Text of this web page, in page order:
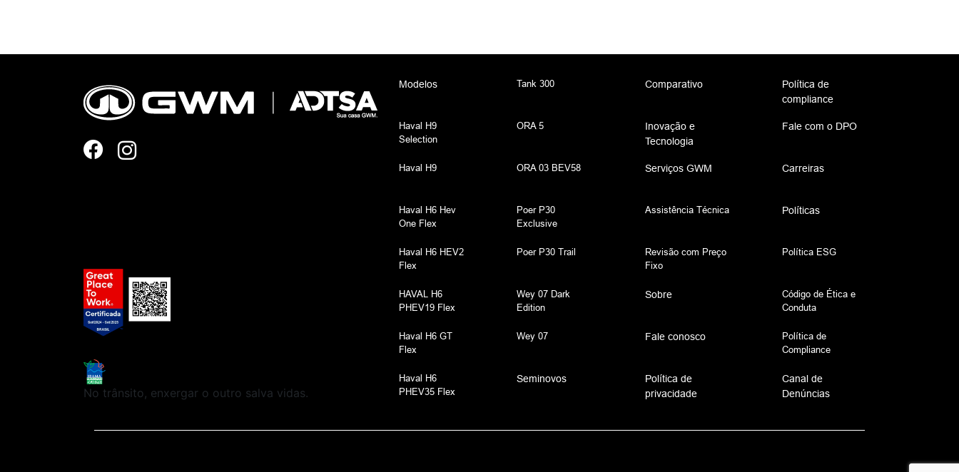
No trânsito, enxergar o outro salva vidas.
Modelos
Haval H9
Selection
Haval H9
Haval H6 Hev
One Flex
Haval H6 HEV2
Flex
HAVAL H6
PHEV19 Flex
Haval H6 GT
Flex
Haval H6
PHEV35 Flex
Tank 300
ORA 5
ORA 03 BEV58
Poer P30
Exclusive
Poer P30 Trail
Wey 07 Dark
Edition
Wey 07
Seminovos
Comparativo
Inovação e
Tecnologia
Serviços GWM
Assistência Técnica
Revisão com Preço
Fixo
Sobre
Fale conosco
Política de
privacidade
Política de
compliance
Fale com o DPO
Carreiras
Políticas
Política ESG
Código de Ética e
Conduta
Política de
Compliance
Canal de
Denúncias